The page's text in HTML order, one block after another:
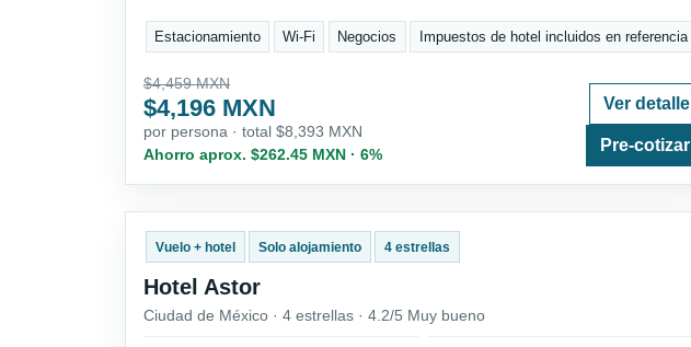
Estacionamiento Wi-Fi Negocios Impuestos de hotel incluidos en referencia
$4,459 MXN
$4,196 MXN
por persona · total $8,393 MXN
Ahorro aprox. $262.45 MXN · 6%
Ver detalle
Pre-cotizar
Vuelo + hotel Solo alojamiento 4 estrellas
Hotel Astor
Ciudad de México · 4 estrellas · 4.2/5 Muy bueno